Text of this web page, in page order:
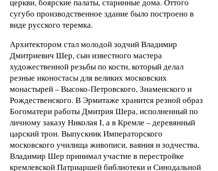
церкви, боярские палаты, старинные дома. Оттого
сугубо производственное здание было построено в
виде русского теремка.
Архитектором стал молодой зодчий Владимир
Дмитриевич Шер, сын известного мастера
художественной резьбы по кости, который делал
резные иконостасы для великих московских
монастырей – Высоко-Петровского, Знаменского и
Рождественского. В Эрмитаже хранится резной образ
Богоматери работы Дмитрия Шера, исполненный по
личному заказу Николая I, а в Кремле – деревянный
царский трон. Выпускник Императорского
московского училища живописи, ваяния и зодчества,
Владимир Шер принимал участие в перестройке
кремлевской Патриаршей библиотеки и Синодальной